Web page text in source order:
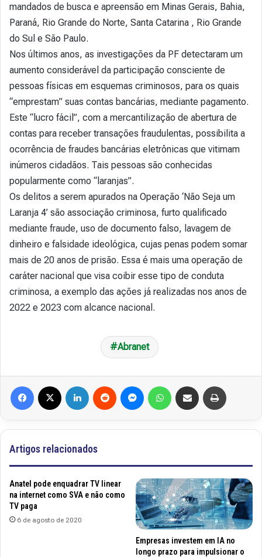
mandados de busca e apreensão em Minas Gerais, Bahia,
Paraná, Rio Grande do Norte, Santa Catarina , Rio Grande
do Sul e São Paulo.
Nos últimos anos, as investigações da PF detectaram um
aumento considerável da participação consciente de
pessoas físicas em esquemas criminosos, para os quais
“emprestam” suas contas bancárias, mediante pagamento.
Este “lucro fácil”, com a mercantilização de abertura de
contas para receber transações fraudulentas, possibilita a
ocorrência de fraudes bancárias eletrônicas que vitimam
inúmeros cidadãos. Tais pessoas são conhecidas
popularmente como “laranjas”.
Os delitos a serem apurados na Operação ‘Não Seja um
Laranja 4’ são associação criminosa, furto qualificado
mediante fraude, uso de documento falso, lavagem de
dinheiro e falsidade ideológica, cujas penas podem somar
mais de 20 anos de prisão. Essa é mais uma operação de
caráter nacional que visa coibir esse tipo de conduta
criminosa, a exemplo das ações já realizadas nos anos de
2022 e 2023 com alcance nacional.
Abranet
Artigos relacionados
Anatel pode enquadrar TV linear
na internet como SVA e não como
TV paga
6 de agosto de 2020
Empresas investem em IA no
longo prazo para impulsionar o